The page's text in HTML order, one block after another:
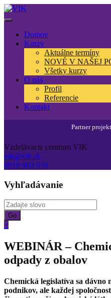
Domov
Kurzy
Aktuálne termíny
NOVÉ V NAŠEJ
Všetky kurzy
O nás
Profil
Referencie
Kontakt
Vzdelávacie centrum VIK
vik@vik.sk
0910 902 070
Vyhľadávanie
+
WEBINÁR –
odpady z obalov
Chemická legislatíva sa dávno
podnikov, ale každej